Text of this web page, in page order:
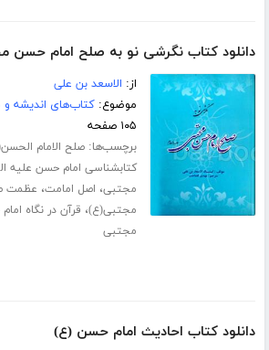
دانلود کتاب نگرشی نو به صلح امام حسن
از: الاسعد بن علی
موضوع:کتاب‌های اندیشه
۱۰۵ صفحه
برچسب‌ها:صلح الامام
کتابشناسی امام حسن علیه
مجتبی، اصل امامت، عظمت
مجتبی(ع)، قرآن در نگاه
مجتبی
دانلود کتاب احادیث امام حسن (ع)